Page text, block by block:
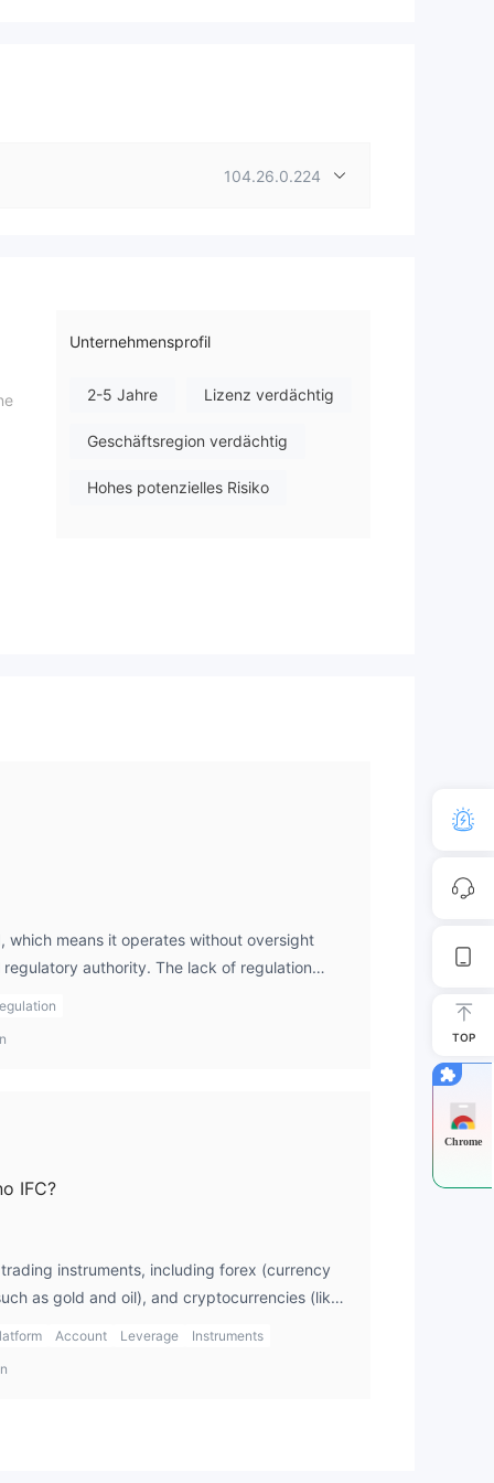
104.26.0.224
Unternehmensprofil
2-5 Jahre Lizenz verdächtig
Geschäftsregion verdächtig
Hohes potenzielles Risiko
which means it operates without oversight
authority. The lack of regulation
protection, as regulated brokers are held to
practices.
IFC?
instruments, including forex (currency
as gold and oil), and cryptocurrencies (like
the platform does not offer other types of
Account Leverage
Instruments
TOP
Chrome